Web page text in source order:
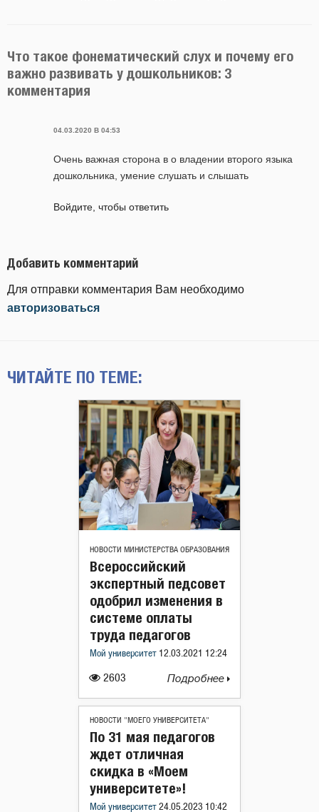
Что такое фонематический слух и почему его
важно развивать у дошкольников: 3
комментария
04.03.2020 В 04:53
Очень важная сторона в о владении второго языка
дошкольника, умение слушать и слышать
Войдите, чтобы ответить
Добавить комментарий
Для отправки комментария Вам необходимо
авторизоваться
ЧИТАЙТЕ ПО ТЕМЕ:
НОВОСТИ МИНИСТЕРСТВА ОБРАЗОВАНИЯ
2603
Всероссийский
экспертный педсовет
одобрил изменения в
системе оплаты
труда педагогов
Мой университет 12.03.2021 12:24
Подробнее
НОВОСТИ "МОЕГО УНИВЕРСИТЕТА"
По 31 мая педагогов
ждет отличная
скидка в «Моем
университете»!
Мой университет 24.05.2023 10:42